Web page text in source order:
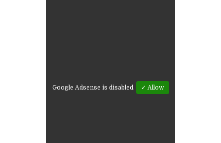
Google Adsense is disabled. ✓ Allow